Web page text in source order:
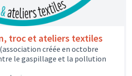
troc et ateliers textiles
créée en octobre
le gaspillage et la pollution